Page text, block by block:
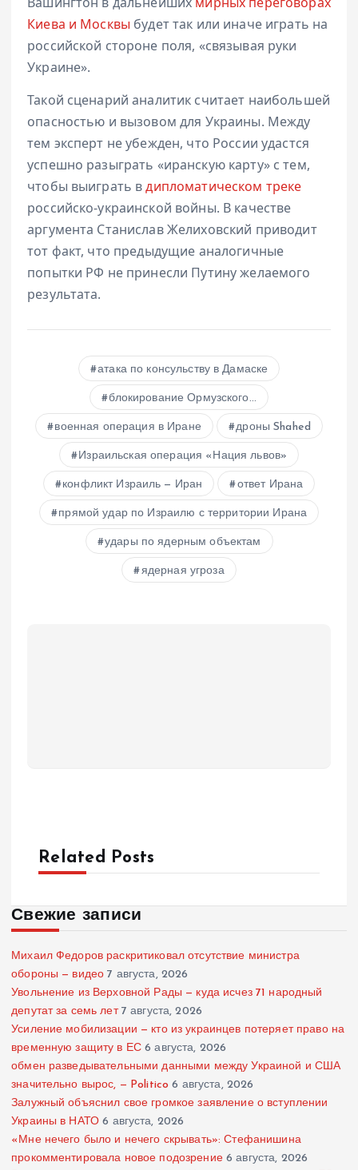
Киева и Москвы будет так или иначе играть на
российской стороне поля, «связывая руки
Украине».
Такой сценарий аналитик считает наибольшей
опасностью и вызовом для Украины. Между
тем эксперт не убежден, что России удастся
успешно разыграть «иранскую карту» с тем,
чтобы выиграть вдипломатическом треке
российско-украинской войны. В качестве
аргумента Станислав Желиховский приводит
тот факт, что предыдущие аналогичные
попытки РФ не принесли Путину желаемого
результата.
атака по консульству в Дамаске
блокирование Ормузского...
военная операция в Иране дроны Shahed
Израильская операция «Нация львов»
конфликт Израиль — Иран ответ Ирана
прямой удар по Израилю с территории Ирана
удары по ядерным объектам
ядерная угроза
Related Posts
Свежие записи
Михаил Федоров раскритиковал отсутствие министра
обороны — видео 7 августа, 2026
Увольнение из Верховной Рады — куда исчез 71 народный
депутат за семь лет 7 августа, 2026
Усиление мобилизации — кто из украинцев потеряет право на
временную защиту в ЕС 6 августа, 2026
обмен разведывательными данными между Украиной и США
значительно вырос, — Politico 6 августа, 2026
Залужный объяснил свое громкое заявление о вступлении
Украины в НАТО 6 августа, 2026
«Мне нечего было и нечего скрывать»: Стефанишина
прокомментировала новое подозрение 6 августа, 2026